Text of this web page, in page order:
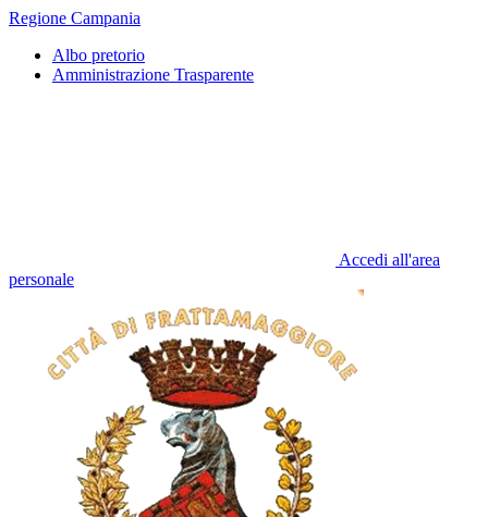
Regione Campania
Albo pretorio
Amministrazione Trasparente
Accedi all'area
personale